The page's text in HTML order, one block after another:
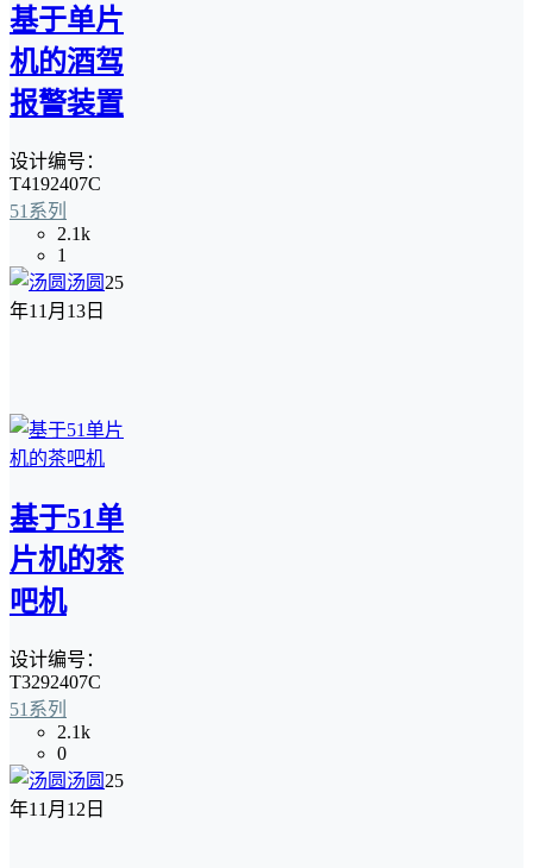
基于单片
机的酒驾
报警装置
设计编号：
T4192407C
51系列
2.1k
1
汤圆 25
年11月13日
基于51单
片机的茶
吧机
设计编号：
T3292407C
51系列
2.1k
0
汤圆 25
年11月12日